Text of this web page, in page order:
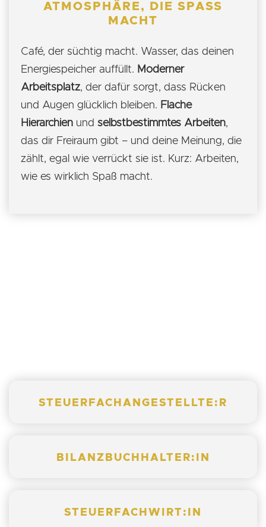
ATMOSPHÄRE, DIE SPASS M
ACHT
Café, der süchtig macht. Wasser, das deinen
Energiespeicher auffüllt. Moderner
Arbeitsplatz, der dafür sorgt, dass Rücken
und Augen glücklich bleiben. Flache
Hierarchien und selbstbestimmtes Arbeiten,
das dir Freiraum gibt – und deine Meinung, die
zählt, egal wie verrückt sie ist. Kurz: Arbeiten,
wie es wirklich Spaß macht.
STEUERFACHANGESTELLTE:R
BILANZBUCHHALTER:IN
STEUERFACHWIRT:IN